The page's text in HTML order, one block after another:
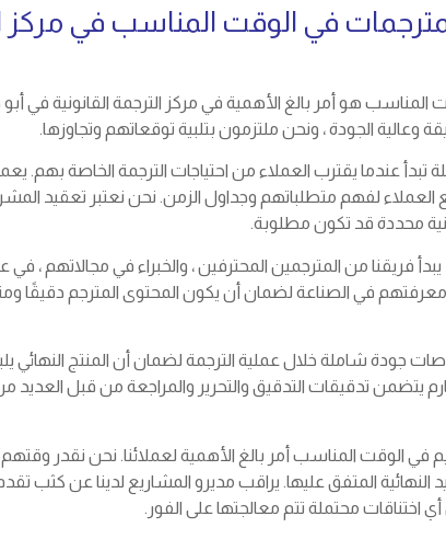
في الوقت المناسب في مركز
هو أمر بالغ الأهمية في مركز الترجمة القانونية في
وعالية الجودة ، ونحن ملتزمون بتلبية توقعاتهم وتجاوزها.
تبدأ عندما يقترب العملاء من احتياجات الترجمة الخاصة بهم.
العملاء لفهم متطلباتهم وجداول الزمن. نحن نعتبر تعقيد
محددة قد تكون مطلوبة.
فريقنا من المترجمين المحترفين ، والخبراء في مجالاتهم ، في
في الصناعة لضمان أن يكون المحتوى المترجم دقيقًا
جودة شاملة خلال عملية الترجمة لضمان أن المنتج النهائي
يتضمن تدقيقات التدقيق والتحرير والمراجعة من قبل العديد
في الوقت المناسب أمر بالغ الأهمية لعملائنا. نحن نقدر
المتفق عليها. يراقب مديرو المشاريع لدينا عن كثب
اختناقات محتملة تتم معالجتها على الفور.